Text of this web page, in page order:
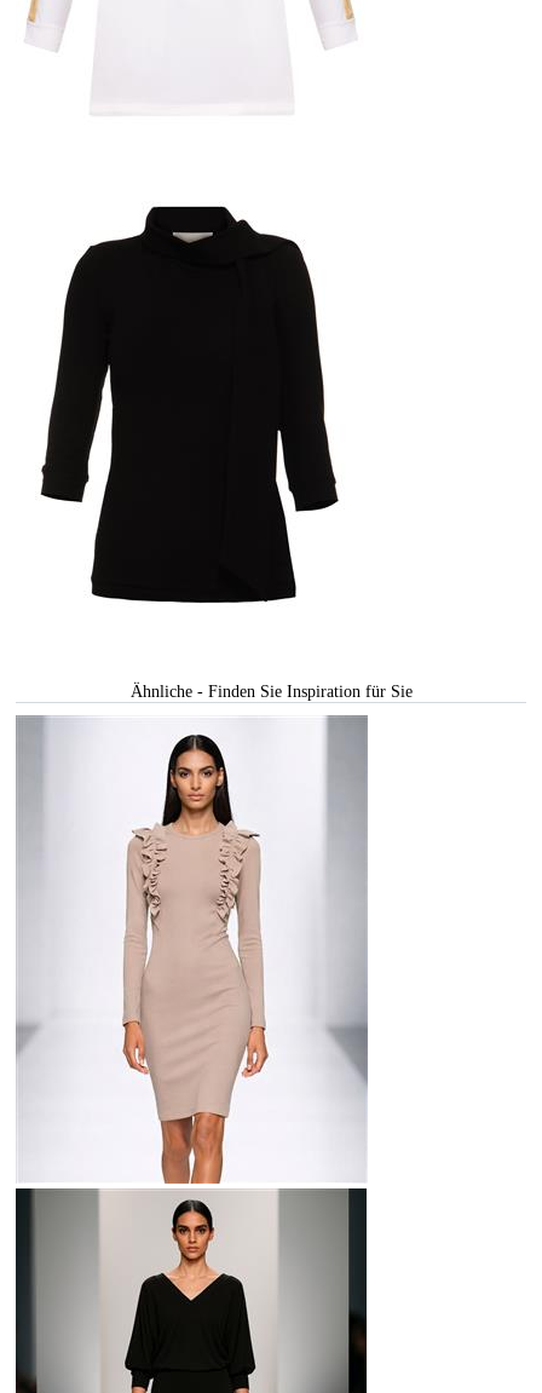
Ähnliche - Finden Sie Inspiration für Sie